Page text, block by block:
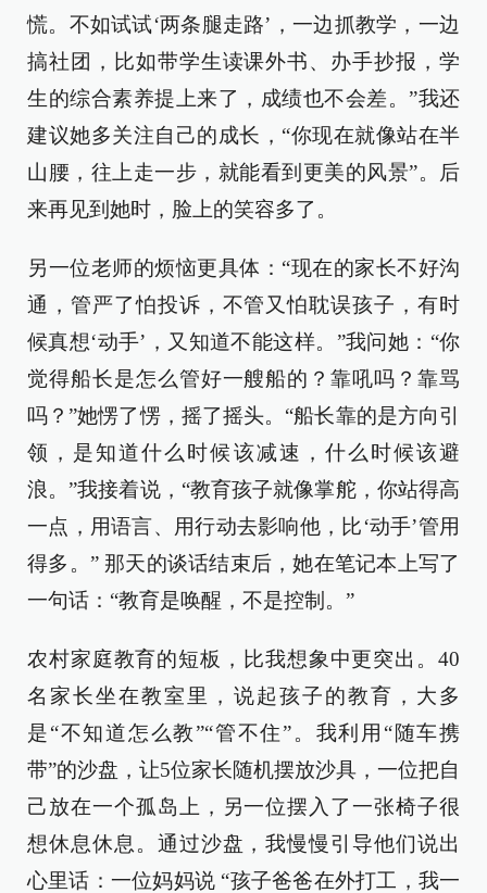
慌。不如试试‘两条腿走路’，一边抓教学，一边
搞社团，比如带学生读课外书、办手抄报，学
生的综合素养提上来了，成绩也不会差。”我还
建议她多关注自己的成长，“你现在就像站在半
山腰，往上走一步，就能看到更美的风景”。后
来再见到她时，脸上的笑容多了。
另一位老师的烦恼更具体：“现在的家长不好沟
通，管严了怕投诉，不管又怕耽误孩子，有时
候真想‘动手’，又知道不能这样。”我问她：“你
觉得船长是怎么管好一艘船的？靠吼吗？靠骂
吗？”她愣了愣，摇了摇头。“船长靠的是方向引
领，是知道什么时候该减速，什么时候该避
浪。”我接着说，“教育孩子就像掌舵，你站得高
一点，用语言、用行动去影响他，比‘动手’管用
得多。” 那天的谈话结束后，她在笔记本上写了
一句话：“教育是唤醒，不是控制。”
农村家庭教育的短板，比我想象中更突出。40
名家长坐在教室里，说起孩子的教育，大多
是“不知道怎么教”“管不住”。我利用“随车携
带”的沙盘，让5位家长随机摆放沙具，一位把自
己放在一个孤岛上，另一位摆入了一张椅子很
想休息休息。通过沙盘，我慢慢引导他们说出
心里话：一位妈妈说 “孩子爸爸在外打工，我一